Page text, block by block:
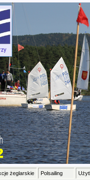
żeglarskie Polsailing